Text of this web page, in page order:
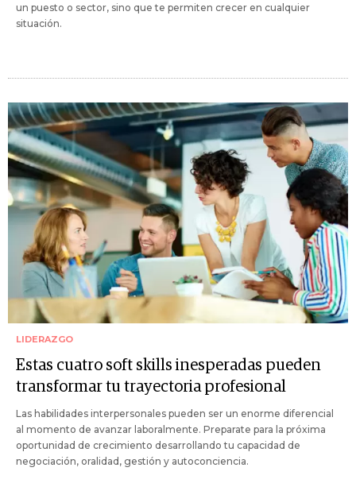
un puesto o sector, sino que te permiten crecer en cualquier
situación.
LIDERAZGO
Estas cuatro soft skills inesperadas pueden
transformar tu trayectoria profesional
Las habilidades interpersonales pueden ser un enorme diferencial
al momento de avanzar laboralmente. Preparate para la próxima
oportunidad de crecimiento desarrollando tu capacidad de
negociación, oralidad, gestión y autoconciencia.